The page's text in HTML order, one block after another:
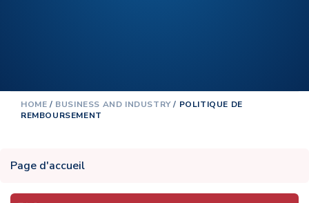
HOME / BUSINESS AND INDUSTRY/ POLITIQUE DE
REMBOURSEMENT
Page d'accueil